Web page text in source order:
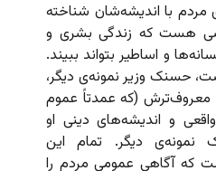
مردم با اندیشه‌شان شناخته
هست که زندگی بشری و
و اساطیر بتواند ببیند.
حسنک وزیر نمونه‌ی دیگر،
(که عمدتاً عموم
و اندیشه‌های دینی او
نمونه‌ی دیگر. تمام این
آگاهی عمومی مردم را